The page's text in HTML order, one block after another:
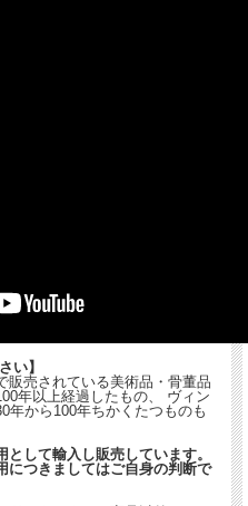
い】
販売されている美術品・骨董品
年以上経過したもの、 ヴィン
年から100年ちかくたつものも
して輸入し販売しています。
につきましてはご自身の判断で